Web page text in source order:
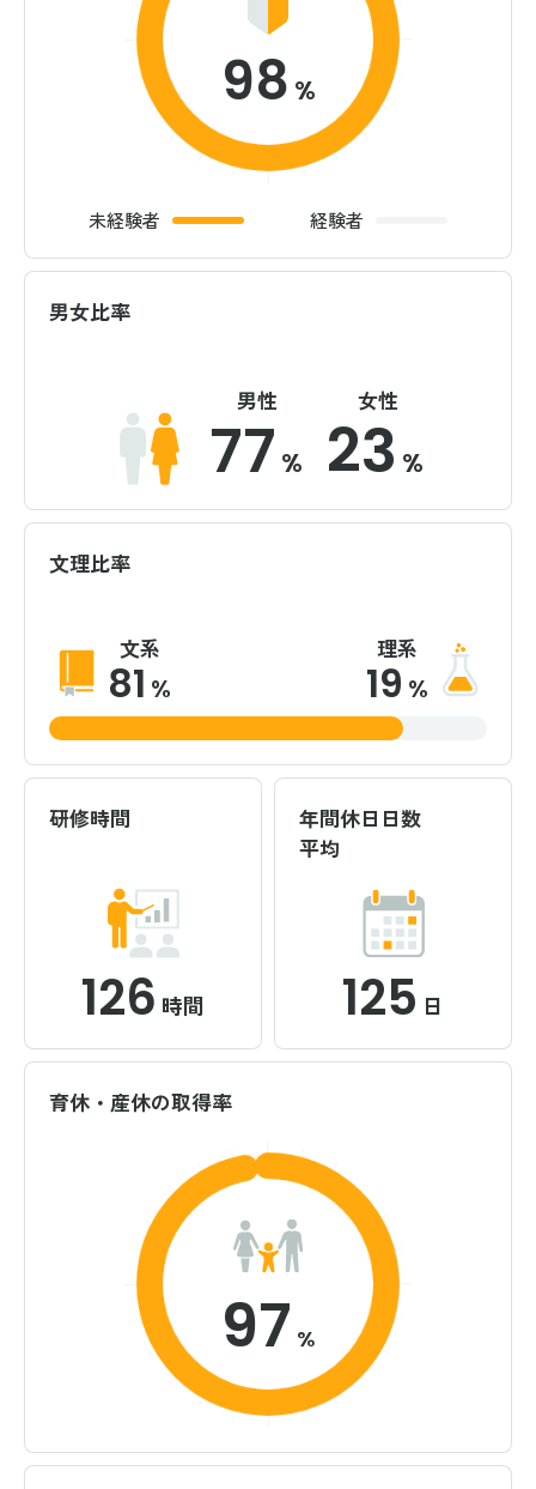
98 %
未経験者 経験者
男女比率
男性
77 %
女性
23 %
文理比率
文系
81 %
理系
19 %
研修時間
126 時間
年間休日日数
平均
125 日
育休・産休の取得率
97 %